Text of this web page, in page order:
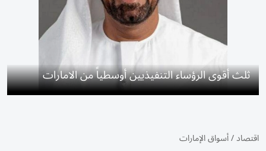
ثلث أقوى الرؤساء التنفيذيين أوسطياً من الامارات
اقتصاد/أسواق الإمارات